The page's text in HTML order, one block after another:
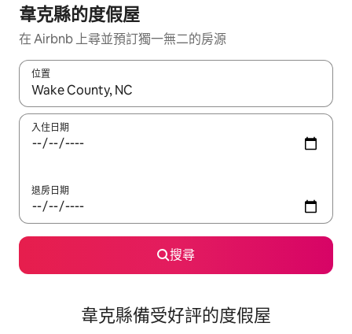
韋克縣的度假屋
在 Airbnb 上尋並預訂獨一無二的房源
位置
如有搜尋結果，瀏覽內容時請使用上下箭頭，或輕點、滑動裝置。
入住日期
退房日期
搜尋
韋克縣備受好評的度假屋